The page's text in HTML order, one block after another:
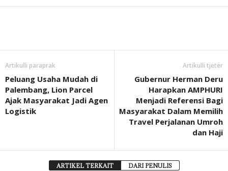
Artikulli paraprak
Peluang Usaha Mudah di
Palembang, Lion Parcel
Ajak Masyarakat Jadi Agen
Logistik
Artikulli tjetër
Gubernur Herman Deru
Harapkan AMPHURI
Menjadi Referensi Bagi
Masyarakat Dalam Memilih
Travel Perjalanan Umroh
dan Haji
ARTIKEL TERKAIT DARI PENULIS